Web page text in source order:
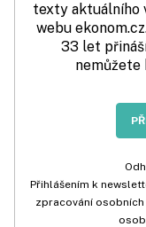
texty aktuálního
webu
33 let
nemůžete
Přihlášením k
zpracování